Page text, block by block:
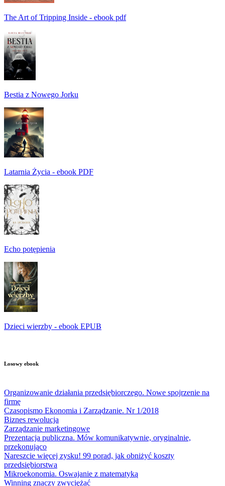
The Art of Tripping Inside - ebook pdf
Bestia z Nowego Jorku
Latarnia Życia - ebook PDF
Echo potępienia
Dzieci wierzby - ebook EPUB
Losowy ebook
Organizowanie działania przedsiębiorczego. Nowe spojrzenie na
firmę
Czasopismo Ekonomia i Zarządzanie. Nr 1/2018
Biznes rewolucja
Zarządzanie marketingowe
Prezentacja publiczna. Mów komunikatywnie, oryginalnie,
przekonująco
Nareszcie więcej zysku! 99 porad, jak obniżyć koszty
przedsiębiorstwa
Mikroekonomia. Oswajanie z matematyką
Winning znaczy zwyciężać